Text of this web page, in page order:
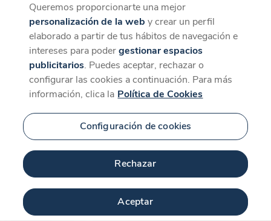
Queremos proporcionarte una mejor
personalización de la web y crear un perfil
elaborado a partir de tus hábitos de navegación e
intereses para podergestionar espacios
publicitarios. Puedes aceptar, rechazar o
configurar las cookies a continuación. Para más
información, clica la Política de Cookies
Configuración de cookies
Rechazar
Aceptar